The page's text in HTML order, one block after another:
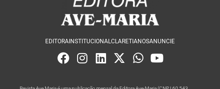
EDITORAINSTITUCIONAL CLARETIANOSANUNCIE